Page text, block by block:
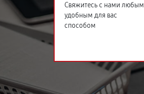
Свяжитесь с нами любым
удобным для вас
способом